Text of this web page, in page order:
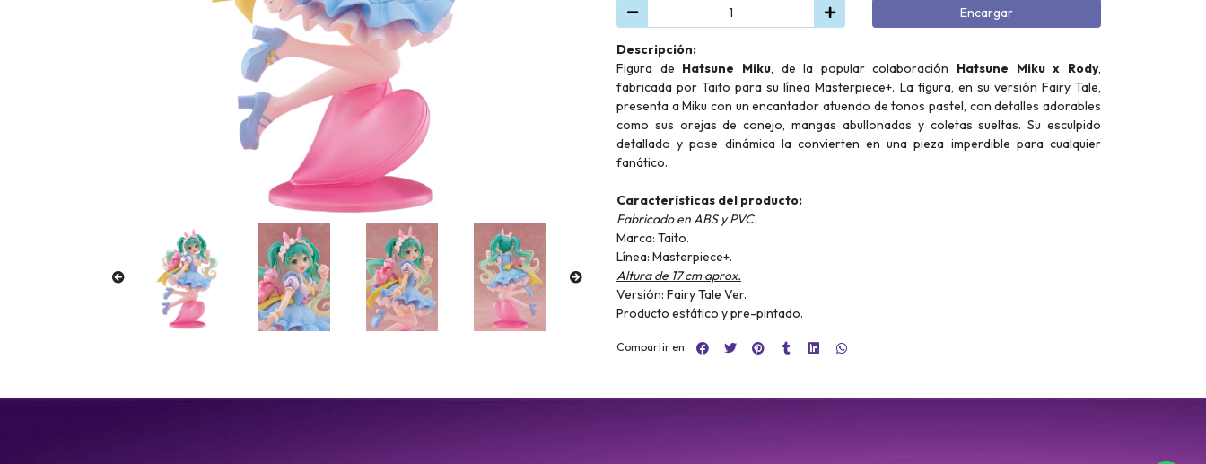
Encargar
Descripción:
Figura de Hatsune Miku, de la popular colaboración Hatsune Miku x Rody,
fabricada por Taito para su línea Masterpiece+. La figura, en su versión Fairy Tale,
presenta a Miku con un encantador atuendo de tonos pastel, con detalles adorables
como sus orejas de conejo, mangas abullonadas y coletas sueltas. Su esculpido
detallado y pose dinámica la convierten en una pieza imperdible para cualquier
fanático.
Características del producto:
Fabricado en ABS y PVC.
Marca: Taito.
Línea: Masterpiece+.
Altura de 17 cm aprox.
Versión: Fairy Tale Ver.
Producto estático y pre-pintado.
Compartir en: